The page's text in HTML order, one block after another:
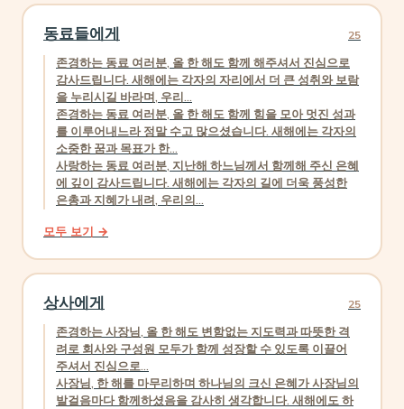
동료들에게 25
존경하는 동료 여러분, 올 한 해도 함께 해주셔서 진심으로
감사드립니다. 새해에는 각자의 자리에서 더 큰 성취와 보람
을 누리시길 바라며, 우리...
존경하는 동료 여러분, 올 한 해도 함께 힘을 모아 멋진 성과
를 이루어내느라 정말 수고 많으셨습니다. 새해에는 각자의
소중한 꿈과 목표가 한...
사랑하는 동료 여러분, 지난해 하느님께서 함께해 주신 은혜
에 깊이 감사드립니다. 새해에는 각자의 길에 더욱 풍성한
은총과 지혜가 내려, 우리의...
모두 보기 →
상사에게 25
존경하는 사장님, 올 한 해도 변함없는 지도력과 따뜻한 격
려로 회사와 구성원 모두가 함께 성장할 수 있도록 이끌어
주셔서 진심으로...
사장님, 한 해를 마무리하며 하나님의 크신 은혜가 사장님의
발걸음마다 함께하셨음을 감사히 생각합니다. 새해에도 하